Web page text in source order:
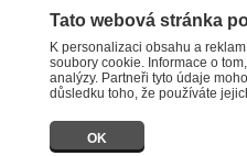
Tato webová stránka
K personalizaci obsahu a
soubory cookie. Informace o
analýzy. Partneři tyto údaje
důsledku toho, že používáte
OK